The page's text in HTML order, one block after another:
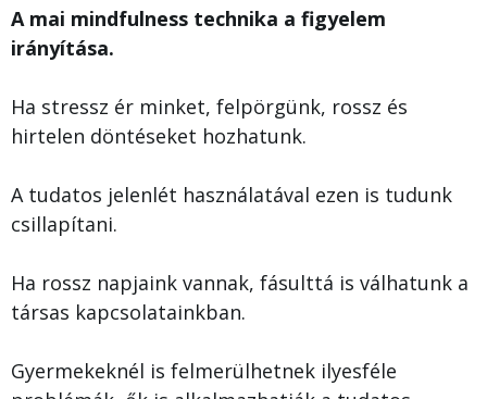
A mai mindfulness technika a figyelem
irányítása.
Ha stressz ér minket, felpörgünk, rossz és
hirtelen döntéseket hozhatunk.
A tudatos jelenlét használatával ezen is tudunk
csillapítani.
Ha rossz napjaink vannak, fásulttá is válhatunk a
társas kapcsolatainkban.
Gyermekeknél is felmerülhetnek ilyesféle